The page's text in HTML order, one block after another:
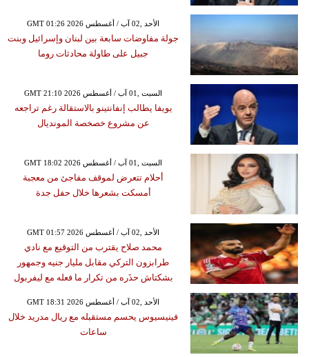
GMT 01:26 2026 الأحد ,02 آب / أغسطس
جولة مفاوضات سابعة بين لبنان وإسرائيل وبنت
جبيل على طاولة محادثات روما
GMT 21:10 2026 السبت ,01 آب / أغسطس
يويفا يطالب إنفانتينو بالاستقالة رغم تراجعه
عن مشروع خصخصة المونديال
GMT 18:02 2026 السبت ,01 آب / أغسطس
أحلام تتعرض لموقف مفاجئ من معجبة
أمسكت بشعرها خلال حفل جدة
GMT 01:57 2026 الأحد ,02 آب / أغسطس
محمد صلاح يقترب من التوقيع مع نادي
طرابزون التركي مقابل مليار جنيه وجمهور
بشكتاش حذَره من تكرار ما فعله مع ليفربول
GMT 18:31 2026 الأحد ,02 آب / أغسطس
فينيسيوس يحسم مستقبله مع ريال مدريد خلال
ساعات